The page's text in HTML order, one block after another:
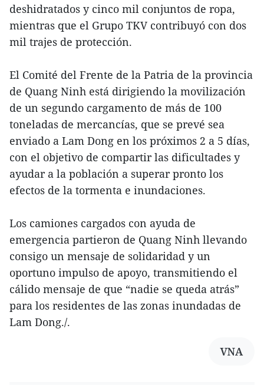
deshidratados y cinco mil conjuntos de ropa,
mientras que el Grupo TKV contribuyó con dos
mil trajes de protección.
El Comité del Frente de la Patria de la provincia
de Quang Ninh está dirigiendo la movilización
de un segundo cargamento de más de 100
toneladas de mercancías, que se prevé sea
enviado a Lam Dong en los próximos 2 a 5 días,
con el objetivo de compartir las dificultades y
ayudar a la población a superar pronto los
efectos de la tormenta e inundaciones.
Los camiones cargados con ayuda de
emergencia partieron de Quang Ninh llevando
consigo un mensaje de solidaridad y un
oportuno impulso de apoyo, transmitiendo el
cálido mensaje de que “nadie se queda atrás”
para los residentes de las zonas inundadas de
Lam Dong./.
VNA